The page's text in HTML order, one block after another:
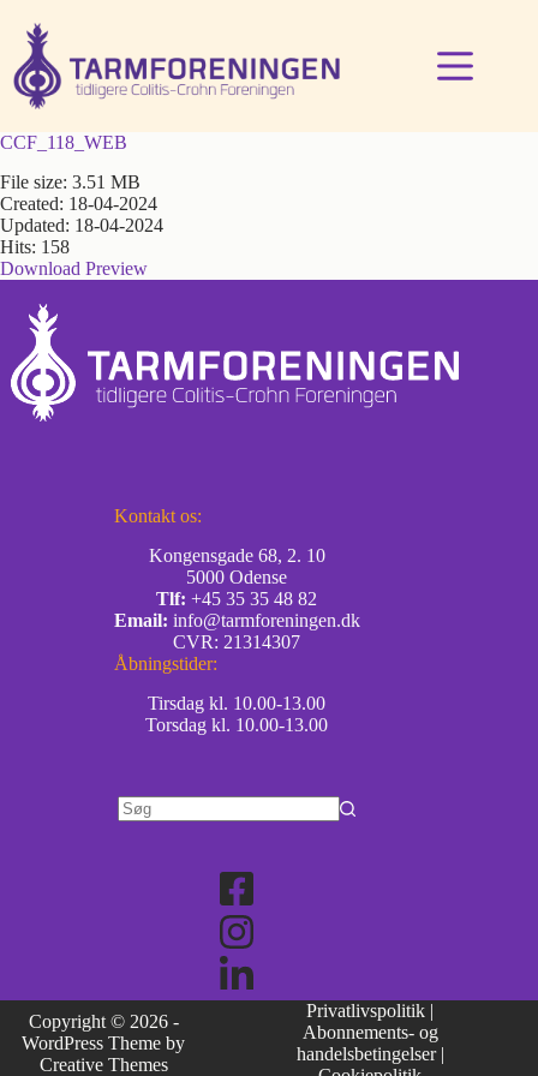
indhold
CCF_118_WEB
File size: 3.51 MB
Created: 18-04-2024
Updated: 18-04-2024
Hits: 158
Download Preview
Kontakt os:
Kongensgade 68, 2. 10
5000 Odense
Tlf: +45 35 35 48 82
Email: info@tarmforeningen.dk
CVR: 21314307
Åbningstider:
Tirsdag kl. 10.00-13.00
Torsdag kl. 10.00-13.00
Copyright © 2026 -
WordPress Theme by
Creative Themes
Privatlivspolitik |
Abonnements- og
handelsbetingelser |